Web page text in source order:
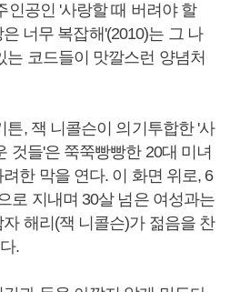
인공인 '사랑할 때 버려야 할
너무 복잡해'(2010)는 그 나
는 코드들이 맛깔스런 양념처
튼, 잭 니콜슨이 의기투합한 '사
것들'은 쭉쭉빵빵한 20대 미녀
한 막을 연다. 이 화면 위로, 6
로 지내며 30살 넘은 여성과는
해리(잭 니콜슨)가 젊음을 찬
.